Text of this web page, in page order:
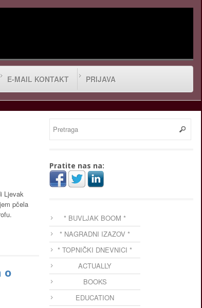
E-MAIL KONTAKT PRIJAVA
Ljevak
pčela
o
Pratite nas na:
* BUVLJAK BOOM *
* NAGRADNI IZAZOV *
* TOPNIČKI DNEVNICI *
ACTUALLY
BOOKS
EDUCATION